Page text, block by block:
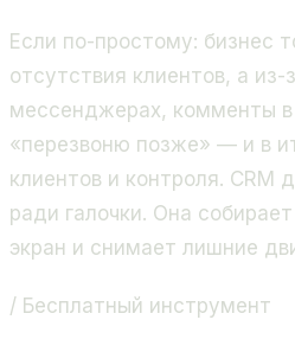
Если по-простому: бизнес
отсутствия клиентов, а
мессенджерах, комменты в
«перезвоню позже» — и в
клиентов и контроля. CRM
ради галочки. Она
экран и снимает лишние
/ Бесплатный инструмент